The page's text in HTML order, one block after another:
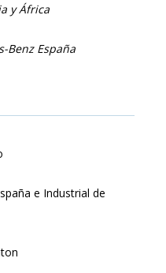
y África
Benz España
e Industrial de